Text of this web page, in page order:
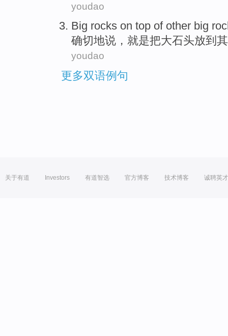
youdao
Big rocks on top of other big
确切地说 ， 就是把大石头放到
youdao
更多双语例句
关于有道 Investors 有道智选 官方博客 技术博客 诚聘英才